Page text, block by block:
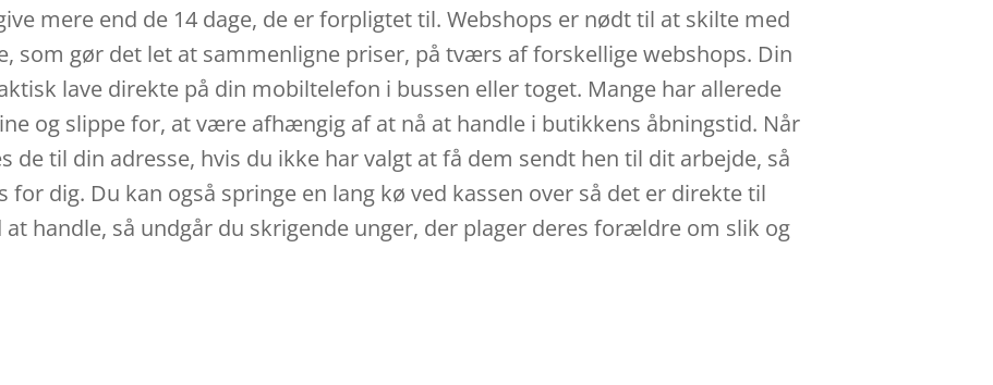
mere end de 14 dage, de er forpligtet til. Webshops er nødt til at skilte med
som gør det let at sammenligne priser, på tværs af forskellige webshops. Din
lave direkte på din mobiltelefon i bussen eller toget. Mange har allerede
og slippe for, at være afhængig af at nå at handle i butikkens åbningstid. Når
de til din adresse, hvis du ikke har valgt at få dem sendt hen til dit arbejde, så
dig. Du kan også springe en lang kø ved kassen over så det er direkte til
handle, så undgår du skrigende unger, der plager deres forældre om slik og